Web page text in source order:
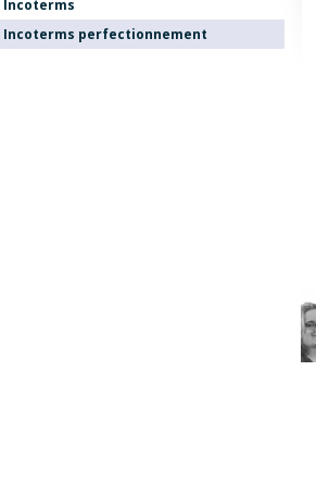
Incoterms
Incoterms perfectionnement